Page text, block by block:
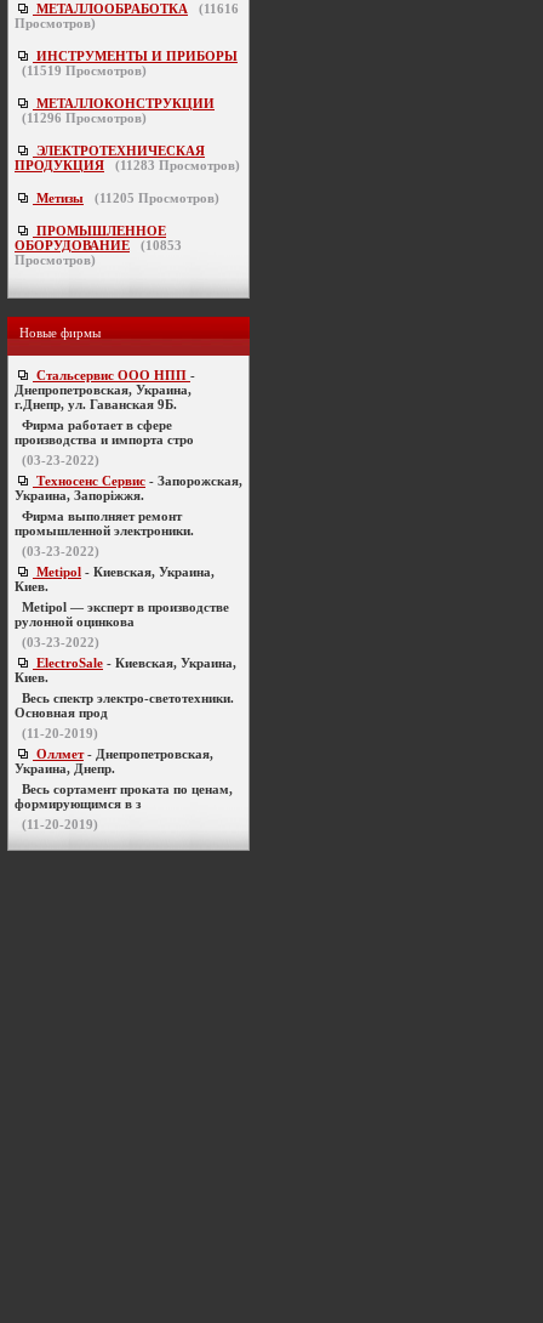
МЕТАЛЛООБРАБОТКА (11616
Просмотров)
ИНСТРУМЕНТЫ И ПРИБОРЫ
(11519 Просмотров)
МЕТАЛЛОКОНСТРУКЦИИ
(11296 Просмотров)
ЭЛЕКТРОТЕХНИЧЕСКАЯ
ПРОДУКЦИЯ
(11283 Просмотров)
Метизы (11205 Просмотров)
ПРОМЫШЛЕННОЕ
ОБОРУДОВАНИЕ
(10853
Просмотров)
Новые фирмы
Стальсервис ООО НПП -
Днепропетровская, Украина,
г.Днепр, ул. Гаванская 9Б.
Фирма работает в сфере
производства и импорта стро
(03-23-2022)
Техносенс Сервис - Запорожская,
Украина, Запоріжжя.
Фирма выполняет ремонт
промышленной электроники.
(03-23-2022)
Metipol - Киевская, Украина,
Киев.
Metipol — эксперт в производстве
рулонной оцинкова
(03-23-2022)
ElectroSale - Киевская, Украина,
Киев.
Весь спектр электро-светотехники.
Основная прод
(11-20-2019)
Оллмет- Днепропетровская,
Украина, Днепр.
Весь сортамент проката по ценам,
формирующимся в з
(11-20-2019)